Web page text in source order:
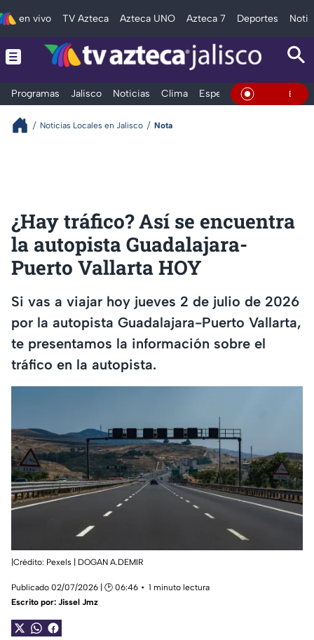
en vivo TV Azteca Azteca UNO Azteca 7 Deportes
Programas Jalisco Noticias Clima Espectáculos Deportes
En Vivo
Noticias Locales en Jalisco Nota
¿Hay tráfico? Así se encuentra
la autopista Guadalajara-
Puerto Vallarta HOY
Si vas a viajar hoy jueves 2 de julio de 2026
por la autopista Guadalajara-Puerto Vallarta,
te presentamos la información sobre el
tráfico en la autopista.
|Crédito: Pexels | DOGAN A.DEMIR
Publicado 02/07/2026 | 🕑 06:46
1 minuto lectura
Escrito por: Jissel Jmz